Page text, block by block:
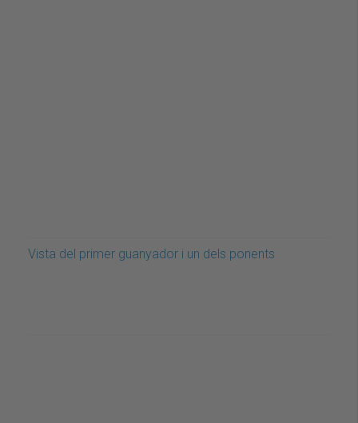
Vista del primer guanyador i un dels ponents